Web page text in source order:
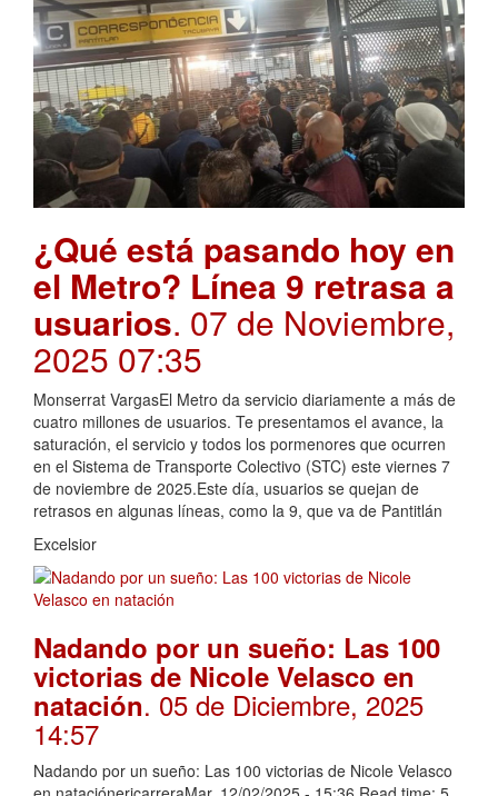
¿Qué está pasando hoy en
el Metro? Línea 9 retrasa a
usuarios. 07 de Noviembre,
2025 07:35
Monserrat VargasEl Metro da servicio diariamente a más de
cuatro millones de usuarios. Te presentamos el avance, la
saturación, el servicio y todos los pormenores que ocurren
en el Sistema de Transporte Colectivo (STC) este viernes 7
de noviembre de 2025.Este día, usuarios se quejan de
retrasos en algunas líneas, como la 9, que va de Pantitlán
Excelsior
Nadando por un sueño: Las 100
victorias de Nicole Velasco en
natación. 05 de Diciembre, 2025
14:57
Nadando por un sueño: Las 100 victorias de Nicole Velasco